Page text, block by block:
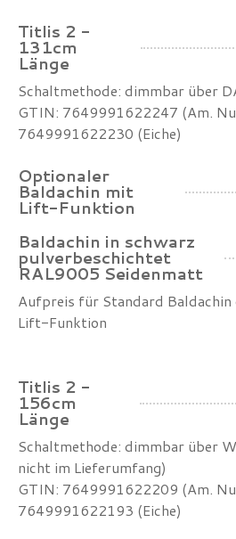
Titlis 2 -
131cm
Länge
Schaltmethode: dimmbar über
GTIN: 7649991622247 (Am.
7649991622230 (Eiche)
Optionaler
Baldachin mit
Lift-Funktion
Baldachin in schwarz
pulverbeschichtet
RAL9005 Seidenmatt
Aufpreis für Standard
Lift-Funktion
Titlis 2 -
156cm
Länge
Schaltmethode: dimmbar über
nicht im Lieferumfang)
GTIN: 7649991622209 (Am.
7649991622193 (Eiche)